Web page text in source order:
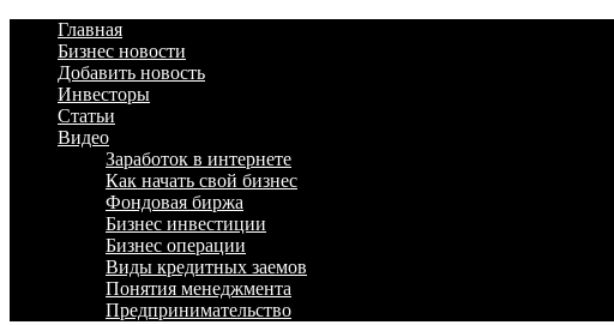
Главная
Бизнес новости
Добавить новость
Инвесторы
Статьи
Видео
Заработок в интернете
Как начать свой бизнес
Фондовая биржа
Бизнес инвестиции
Бизнес операции
Виды кредитных заемов
Понятия менеджмента
Предпринимательство